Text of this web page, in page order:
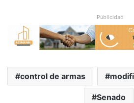
Publicidad
control de armas
Senado